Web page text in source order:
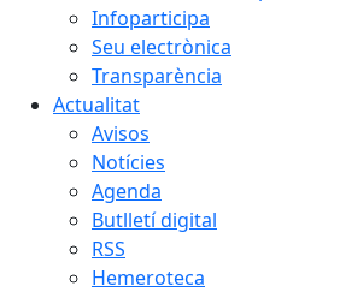
Infoparticipa
Seu electrònica
Transparència
Actualitat
Avisos
Notícies
Agenda
Butlletí digital
RSS
Hemeroteca